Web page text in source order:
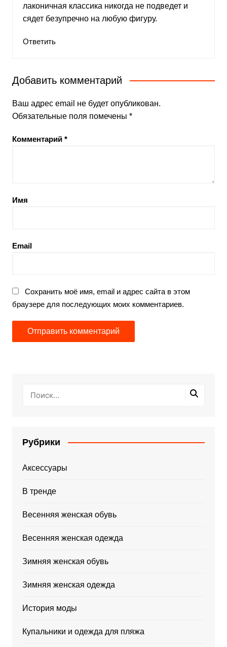
лаконичная классика никогда не подведет и
сядет безупречно на любую фигуру.
Ответить
Добавить комментарий
Ваш адрес email не будет опубликован.
Обязательные поля помечены *
Комментарий *
Имя
Email
Сохранить моё имя, email и адрес сайта в этом
браузере для последующих моих комментариев.
Рубрики
Аксессуары
В тренде
Весенняя женская обувь
Весенняя женская одежда
Зимняя женская обувь
Зимняя женская одежда
История моды
Купальники и одежда для пляжа